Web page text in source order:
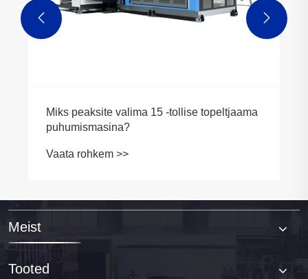
Miks peaksite valima 15 -tollise topeltjaama
puhumismasina?
Vaata rohkem >>
 
Meist
Tooted